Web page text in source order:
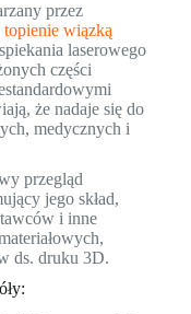
przez
topienie wiązką
laserowego
części
że nadaje się do
medycznych i
przegląd
jego skład,
i inne
ds. druku 3D.